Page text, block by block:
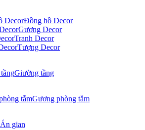
Đồng hồ Decor
Gương Decor
Tranh Decor
Tượng Decor
Giường tầng
Gương phòng tắm
Án gian